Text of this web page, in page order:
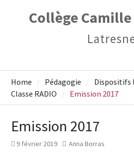
Collège Camille
Home Pédagogie
Dispositifs
Classe RADIO
Emission 2017
Emission 2017
9 février 2019 Anna Borras